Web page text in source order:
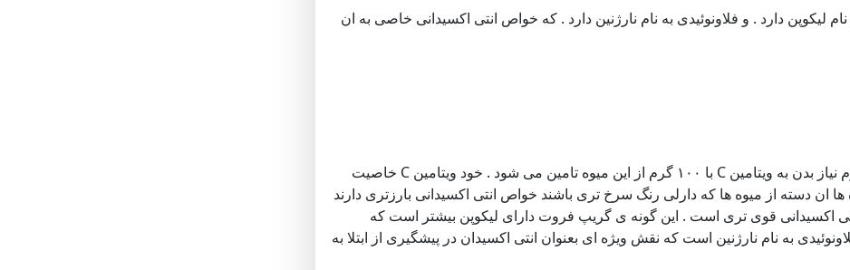
لیکوپن دارد . و فلاونوئیدی به نام نارژنین دارد . که خواص انتی اکسیدانی خاصی به ان
گریپ فروت دارای ویتامین C فراوانی است و حدود یک سوم نیاز بدن به ویتامین C با ۱۰۰ گرم از این میوه تامین می شود . خود ویتامین C خاصیت
ان دسته از میوه ها که دارلی رنگ سرخ تری باشند خواص انتی اکسیدانی بارزتری دارند
قوی تری است ‌. این گونه ی گریپ فروت دارای لیکوپن بیشتر است که
به نام نارژنین است که نقش ویژه ای بعنوان انتی اکسیدان در پیشگیری از ابتلا به